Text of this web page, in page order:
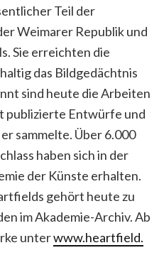
Teil der
Weimarer Republik und
Sie erreichten die
das Bildgedächtnis
sind heute die Arbeiten
publizierte Entwürfe und
sammelte. Über 6.000
haben sich in der
der Künste erhalten.
gehört heute zu
im Akademie-Archiv. Ab
unterwww.heartfield.